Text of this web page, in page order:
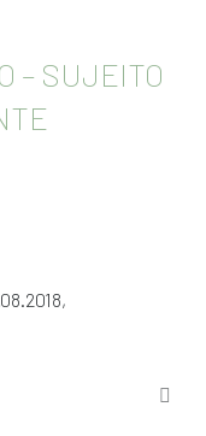
– SUJEITO